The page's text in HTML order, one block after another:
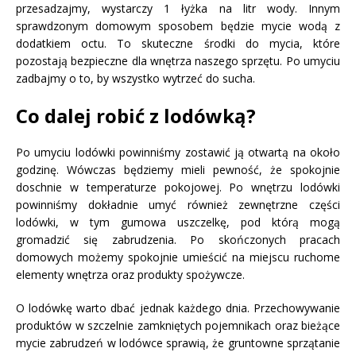
przesadzajmy, wystarczy 1 łyżka na litr wody. Innym
sprawdzonym domowym sposobem będzie mycie wodą z
dodatkiem octu. To skuteczne środki do mycia, które
pozostają bezpieczne dla wnętrza naszego sprzętu. Po umyciu
zadbajmy o to, by wszystko wytrzeć do sucha.
Co dalej robić z lodówką?
Po umyciu lodówki powinniśmy zostawić ją otwartą na około
godzinę. Wówczas będziemy mieli pewność, że spokojnie
doschnie w temperaturze pokojowej. Po wnętrzu lodówki
powinniśmy dokładnie umyć również zewnętrzne części
lodówki, w tym gumowa uszczelkę, pod którą mogą
gromadzić się zabrudzenia. Po skończonych pracach
domowych możemy spokojnie umieścić na miejscu ruchome
elementy wnętrza oraz produkty spożywcze.
O lodówkę warto dbać jednak każdego dnia. Przechowywanie
produktów w szczelnie zamkniętych pojemnikach oraz bieżące
mycie zabrudzeń w lodówce sprawią, że gruntowne sprzątanie